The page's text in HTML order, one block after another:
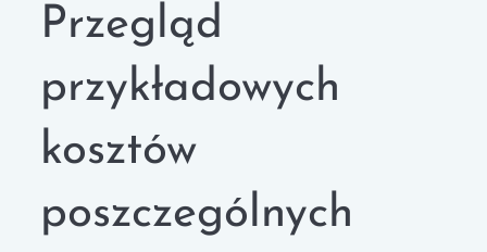
Przegląd
przykładowych
kosztów
poszczególnych